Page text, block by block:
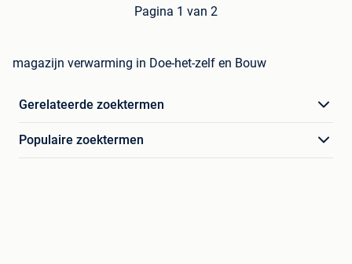
Pagina 1 van 2
magazijn verwarming in Doe-het-zelf en Bouw
Gerelateerde zoektermen
Populaire zoektermen